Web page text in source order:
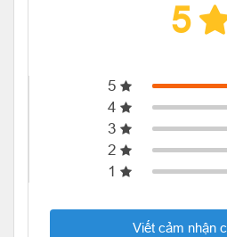
5
5
4
3
2
1
Viết cảm nhận